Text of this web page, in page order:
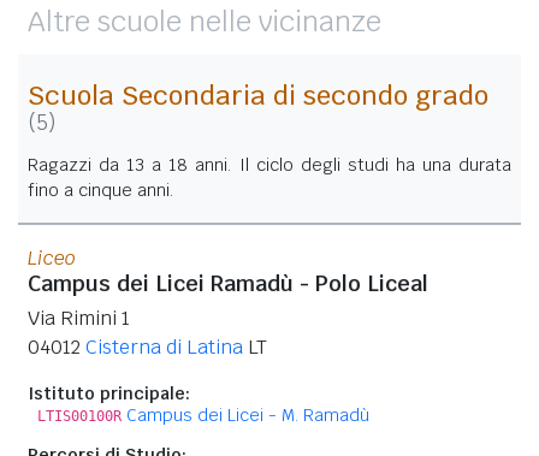
Altre scuole nelle vicinanze
Scuola Secondaria di secondo grado
(5)
Ragazzi da 13 a 18 anni. Il ciclo degli studi ha una durata
fino a cinque anni.
Liceo
Campus dei Licei Ramadù - Polo Liceal
Via Rimini 1
04012 Cisterna di Latina LT
Istituto principale:
LTIS00100R Campus dei Licei - M. Ramadù